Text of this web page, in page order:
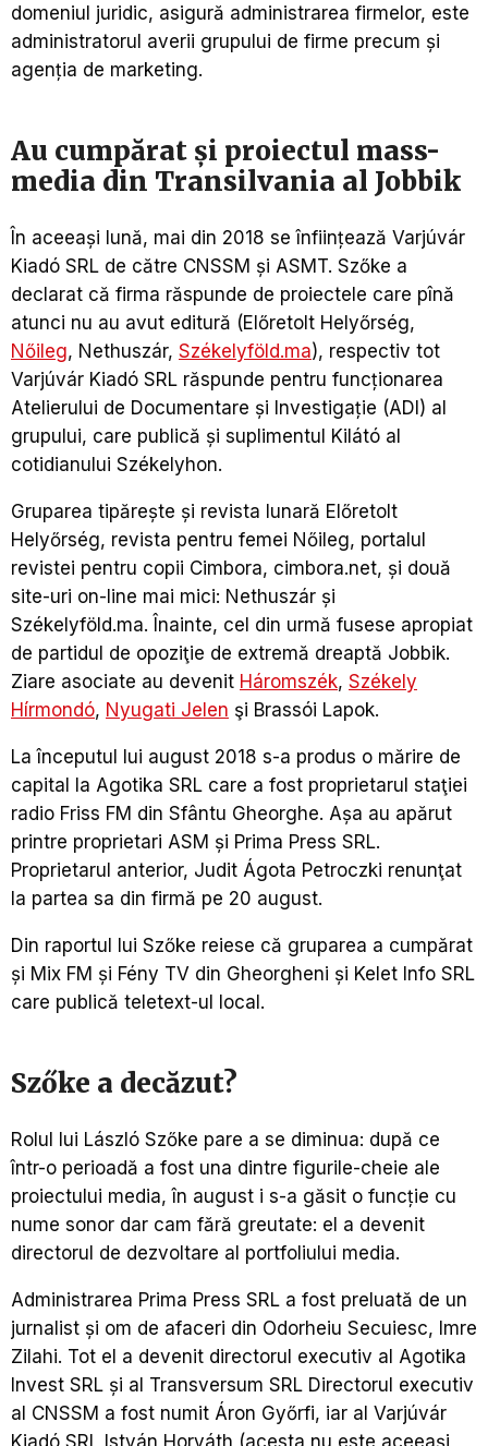
domeniul juridic, asigură administrarea firmelor, este
administratorul averii grupului de firme precum și
agenția de marketing.
Au cumpărat și proiectul mass-
media din Transilvania al Jobbik
În aceeași lună, mai din 2018 se înființează Varjúvár
Kiadó SRL de către CNSSM și ASMT. Szőke a
declarat că firma răspunde de proiectele care pînă
atunci nu au avut editură (Előretolt Helyőrség,
Nőileg, Nethuszár, Székelyföld.ma), respectiv tot
Varjúvár Kiadó SRL răspunde pentru funcționarea
Atelierului de Documentare și Investigație (ADI) al
grupului, care publică și suplimentul Kilátó al
cotidianului Székelyhon.
Gruparea tipărește și revista lunară Előretolt
Helyőrség, revista pentru femei Nőileg, portalul
revistei pentru copii Cimbora, cimbora.net, și două
site-uri on-line mai mici: Nethuszár și
Székelyföld.ma. Înainte, cel din urmă fusese apropiat
de partidul de opoziţie de extremă dreaptă Jobbik.
Ziare asociate au devenit Háromszék, Székely
Hírmondó, Nyugati Jelen şi Brassói Lapok.
La începutul lui august 2018 s-a produs o mărire de
capital la Agotika SRL care a fost proprietarul staţiei
radio Friss FM din Sfântu Gheorghe. Așa au apărut
printre proprietari ASM și Prima Press SRL.
Proprietarul anterior, Judit Ágota Petroczki renunţat
la partea sa din firmă pe 20 august.
Din raportul lui Szőke reiese că gruparea a cumpărat
și Mix FM și Fény TV din Gheorgheni și Kelet Info SRL
care publică teletext-ul local.
Szőke a decăzut?
Rolul lui László Szőke pare a se diminua: după ce
într-o perioadă a fost una dintre figurile-cheie ale
proiectului media, în august i s-a găsit o funcție cu
nume sonor dar cam fără greutate: el a devenit
directorul de dezvoltare al portfoliului media.
Administrarea Prima Press SRL a fost preluată de un
jurnalist și om de afaceri din Odorheiu Secuiesc, Imre
Zilahi. Tot el a devenit directorul executiv al Agotika
Invest SRL și al Transversum SRL Directorul executiv
al CNSSM a fost numit Áron Győrfi, iar al Varjúvár
Kiadó SRL István Horváth (acesta nu este aceeaşi